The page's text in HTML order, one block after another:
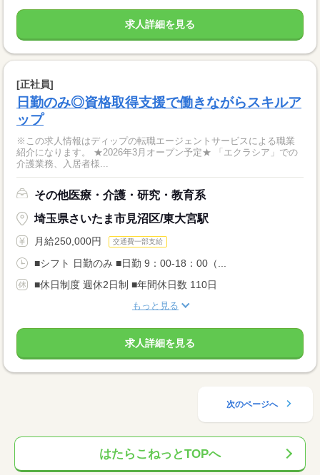
求人詳細を見る
[正社員]
日勤のみ◎資格取得支援で働きながらスキルア
ップ
※この求人情報はディップの転職エージェントサービスによる職業
紹介になります。 ★2026年3月オープン予定★ 「エクラシア」での
介護業務、入居者様...
その他医療・介護・研究・教育系
埼玉県さいたま市見沼区/東大宮駅
月給250,000円 交通費一部支給
■シフト 日勤のみ ■日勤 9：00-18：00（...
■休日制度 週休2日制 ■年間休日数 110日
もっと見る
求人詳細を見る
次のページへ
はたらこねっとTOPへ